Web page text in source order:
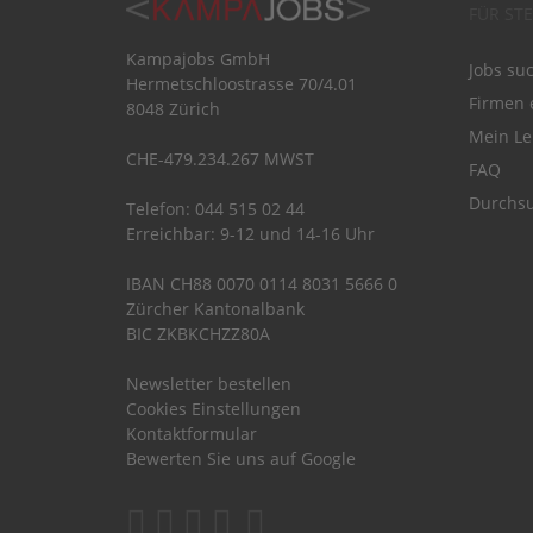
Kampajobs GmbH
Hermetschloostrasse 70/4.01
8048 Zürich
CHE-479.234.267 MWST
Telefon: 044 515 02 44
Erreichbar: 9-12 und 14-16 Uhr
IBAN CH88 0070 0114 8031 5666 0
Zürcher Kantonalbank
BIC ZKBKCHZZ80A
Newsletter bestellen
Cookies Einstellungen
Kontaktformular
Bewerten Sie uns auf Google
Jobs
Firmen
Mein
FAQ